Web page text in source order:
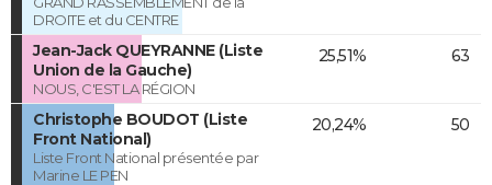
DROITE et du CENTRE
Jean-Jack QUEYRANNE (Liste
Union de la Gauche)
NOUS, C'EST LA RÉGION
25,51% 63
Christophe BOUDOT (Liste
Front National)
Liste Front National présentée par
Marine LE PEN
20,24% 50